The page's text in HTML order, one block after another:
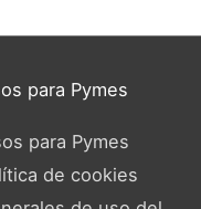
para Pymes
para Pymes
de cookies